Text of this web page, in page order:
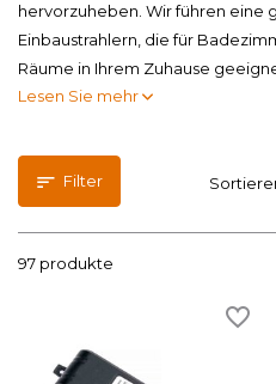
hervorzuheben. Wir führen eine
Einbaustrahlern, die für
Räume in Ihrem Zuhause
Lesen Sie mehr
Filter
97 produkte